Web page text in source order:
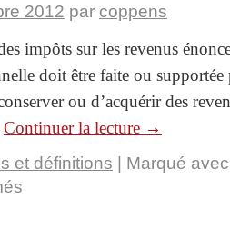
2012 par coppens
impôts sur les revenus
doit être faite ou
ou d’acquérir des
Continuer la lecture →
et définitions
Marqué avec